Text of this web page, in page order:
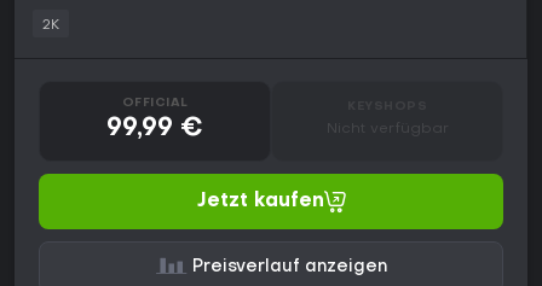
2K
OFFICIAL
99,99 € Nicht verfügbar
Jetzt kaufen
Preisverlauf anzeigen